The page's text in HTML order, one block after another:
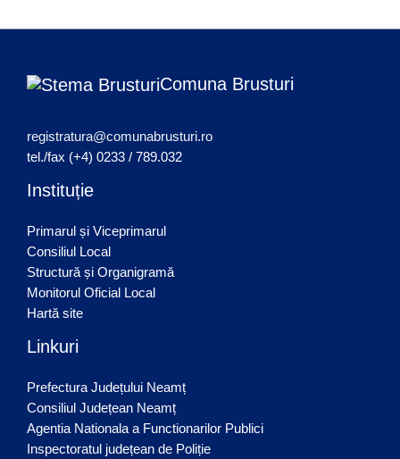
Comuna Brusturi
registratura@comunabrusturi.ro
tel./fax (+4) 0233 / 789.032
Instituție
Primarul și Viceprimarul
Consiliul Local
Structură și Organigramă
Monitorul Oficial Local
Hartă site
Linkuri
Prefectura Județului Neamț
Consiliul Județean Neamț
Agentia Nationala a Functionarilor Publici
Inspectoratul județean de Poliție